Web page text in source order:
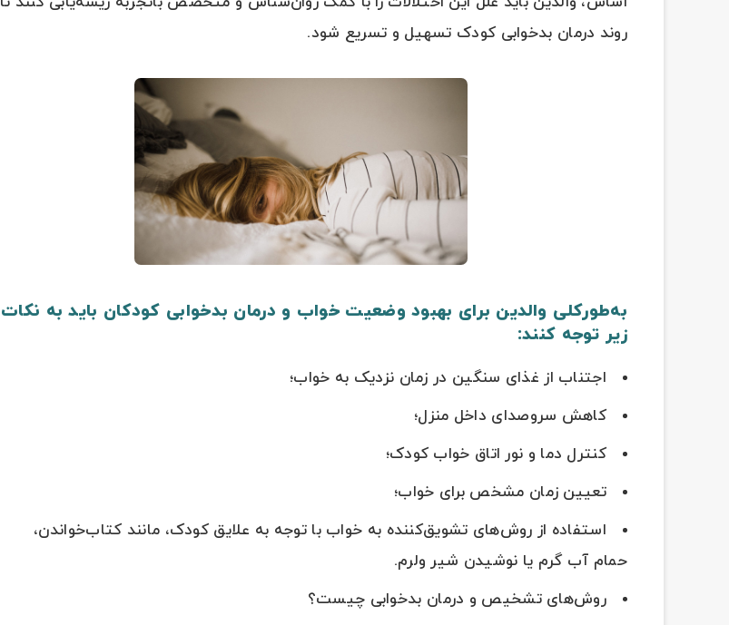
روند درمان بدخوابی کودک تسهیل و تسریع شود.
به‌طور‌کلی والدین برای بهبود وضعیت خواب و درمان بدخوابی کودکان باید به نکات
زیر توجه کنند:
اجتناب از غذای سنگین در زمان نزدیک به خواب؛
کاهش سروصدای داخل منزل؛
کنترل دما و نور اتاق خواب کودک؛
تعیین زمان مشخص برای خواب؛
استفاده از روش‌های تشویق‌کننده به خواب با توجه به علایق کودک، مانند کتاب‌خواندن،
حمام آب گرم یا نوشیدن شیر ولرم.
روش‌های تشخیص و درمان بدخوابی چیست؟